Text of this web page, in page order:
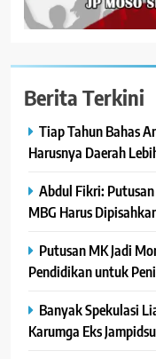
Berita Terkini
Tiap Tahun Bahas
Harusnya Daerah
Abdul Fikri:
MBG Harus
Putusan MK Jadi
Pendidikan untuk
Banyak Spekulasi
Karumga Eks